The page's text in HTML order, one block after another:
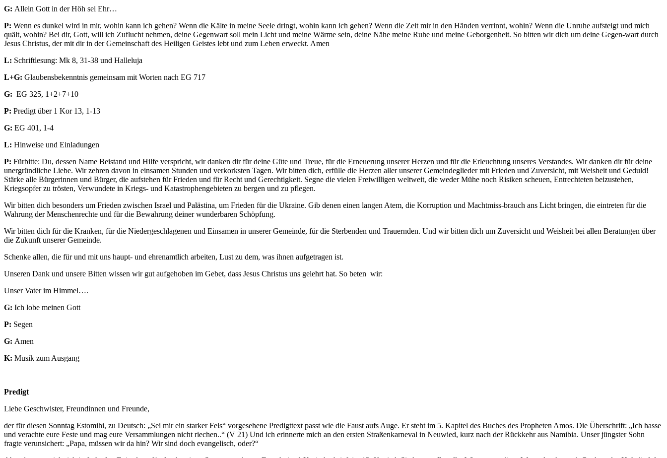
G: Allein Gott in der Höh sei Ehr…
P: Wenn es dunkel wird in mir, wohin kann ich gehen? Wenn die Kälte in meine Seele dringt, wohin kann ich gehen? Wenn die Zeit mir in den Händen verrinnt, wohin? Wenn die Unruhe aufsteigt und mich
quält, wohin? Bei dir, Gott, will ich Zuflucht nehmen, deine Gegenwart soll mein Licht und meine Wärme sein, deine Nähe meine Ruhe und meine Geborgenheit. So bitten wir dich um deine Gegen-wart durch
Jesus Christus, der mit dir in der Gemeinschaft des Heiligen Geistes lebt und zum Leben erweckt. Amen
L: Schriftlesung: Mk 8, 31-38 und Halleluja
L+G: Glaubensbekenntnis gemeinsam mit Worten nach EG 717
G: EG 325, 1+2+7+10
P: Predigt über 1 Kor 13, 1-13
G: EG 401, 1-4
L: Hinweise und Einladungen
P: Fürbitte: Du, dessen Name Beistand und Hilfe verspricht, wir danken dir für deine Güte und Treue, für die Erneuerung unserer Herzen und für die Erleuchtung unseres Verstandes. Wir danken dir für deine
unergründliche Liebe. Wir zehren davon in einsamen Stunden und verkorksten Tagen. Wir bitten dich, erfülle die Herzen aller unserer Gemeindeglieder mit Frieden und Zuversicht, mit Weisheit und Geduld!
Stärke alle Bürgerinnen und Bürger, die aufstehen für Frieden und für Recht und Gerechtigkeit. Segne die vielen Freiwilligen weltweit, die weder Mühe noch Risiken scheuen, Entrechteten beizustehen,
Kriegsopfer zu trösten, Verwundete in Kriegs- und Katastrophengebieten zu bergen und zu pflegen.
Wir bitten dich besonders um Frieden zwischen Israel und Palästina, um Frieden für die Ukraine. Gib denen einen langen Atem, die Korruption und Machtmiss-brauch ans Licht bringen, die eintreten für die
Wahrung der Menschenrechte und für die Bewahrung deiner wunderbaren Schöpfung.
Wir bitten dich für die Kranken, für die Niedergeschlagenen und Einsamen in unserer Gemeinde, für die Sterbenden und Trauernden. Und wir bitten dich um Zuversicht und Weisheit bei allen Beratungen über
die Zukunft unserer Gemeinde.
Schenke allen, die für und mit uns haupt- und ehrenamtlich arbeiten, Lust zu dem, was ihnen aufgetragen ist.
Unseren Dank und unsere Bitten wissen wir gut aufgehoben im Gebet, dass Jesus Christus uns gelehrt hat. So beten wir:
Unser Vater im Himmel….
G: Ich lobe meinen Gott
P: Segen
G: Amen
K: Musik zum Ausgang
Predigt
Liebe Geschwister, Freundinnen und Freunde,
der für diesen Sonntag Estomihi, zu Deutsch: „Sei mir ein starker Fels“ vorgesehene Predigttext passt wie die Faust aufs Auge. Er steht im 5. Kapitel des Buches des Propheten Amos. Die Überschrift: „Ich hasse
und verachte eure Feste und mag eure Versammlungen nicht riechen..“ (V 21) Und ich erinnerte mich an den ersten Straßenkarneval in Neuwied, kurz nach der Rückkehr aus Namibia. Unser jüngster Sohn
fragte verunsichert: „Papa, müssen wir da hin? Wir sind doch evangelisch, oder?“